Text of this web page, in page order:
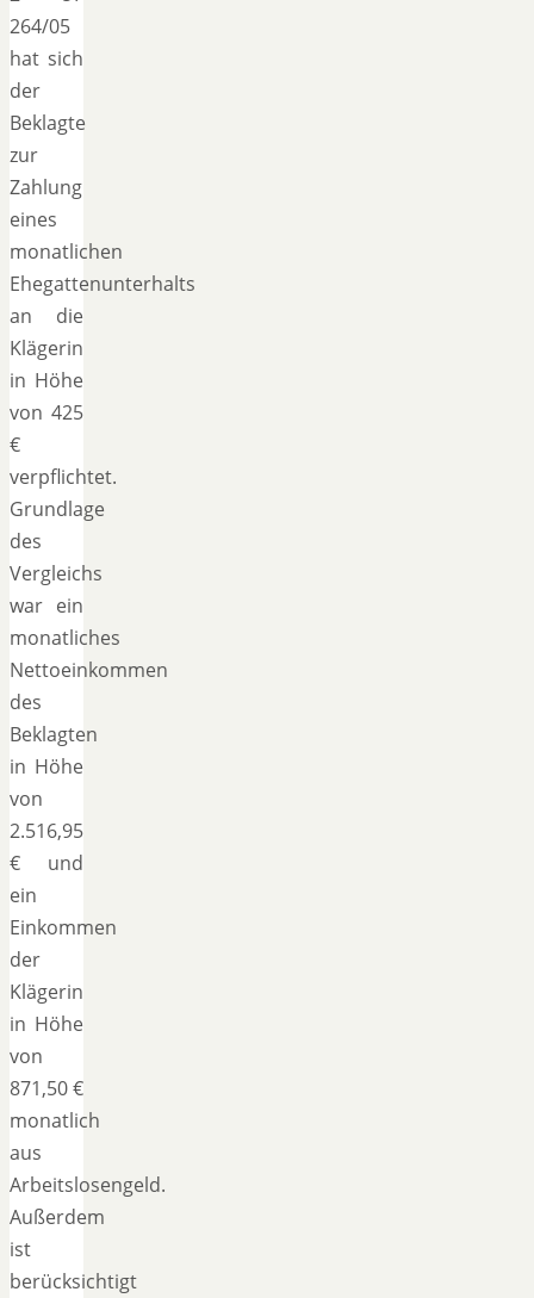
264/05
hat sich
der
Beklagte
zur
Zahlung
eines
monatlichen
Ehegattenunterhalts
an die
Klägerin
in Höhe
von 425
€
verpflichtet.
Grundlage
des
Vergleichs
war ein
monatliches
Nettoeinkommen
des
Beklagten
in Höhe
von
2.516,95
€ und
ein
Einkommen
der
Klägerin
in Höhe
von
871,50 €
monatlich
aus
Arbeitslosengeld.
Außerdem
ist
berücksichtigt